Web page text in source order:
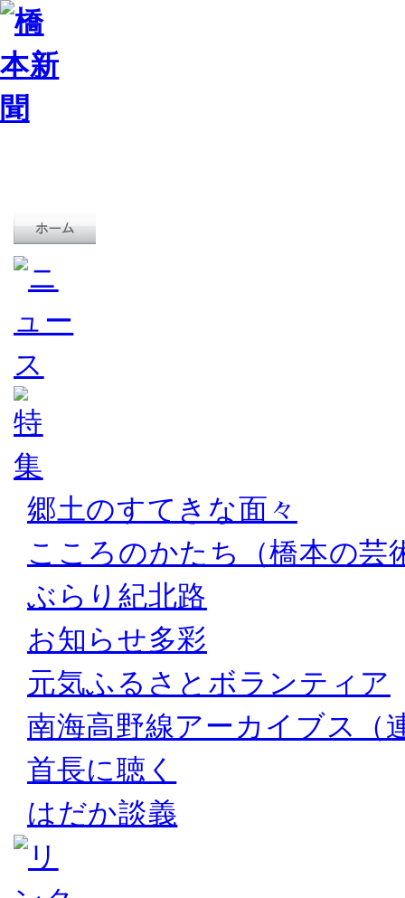
郷土のすてきな面々
こころのかたち（橋本の芸
ぶらり紀北路
お知らせ多彩
元気ふるさとボランティア
南海高野線アーカイブス（
首長に聴く
はだか談義